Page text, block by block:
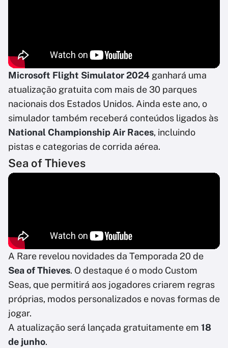
Microsoft Flight Simulator 2024 ganhará uma
atualização gratuita com mais de 30 parques
nacionais dos Estados Unidos. Ainda este ano, o
simulador também receberá conteúdos ligados às
National Championship Air Races, incluindo
pistas e categorias de corrida aérea.
Sea of Thieves
A Rare revelou novidades da Temporada 20 de
Sea of Thieves. O destaque é o modo Custom
Seas, que permitirá aos jogadores criarem regras
próprias, modos personalizados e novas formas de
jogar.
A atualização será lançada gratuitamente em 18
de junho.